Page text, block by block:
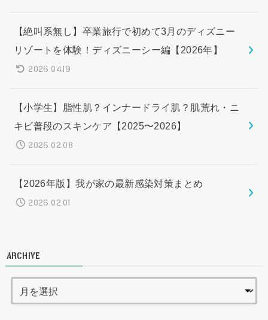
【絶叫系無し】卒業旅行で初めて3月のディズニー
リゾートを体験！ディズニーシー編【2026年】
2026.04.19
【小学生】脂性肌？インナードライ肌？肌荒れ・ニ
キビ普段のスキンケア【2025〜2026】
2026.02.08
【2026年版】我が家の最新感染対策まとめ
2026.02.01
ARCHIVE